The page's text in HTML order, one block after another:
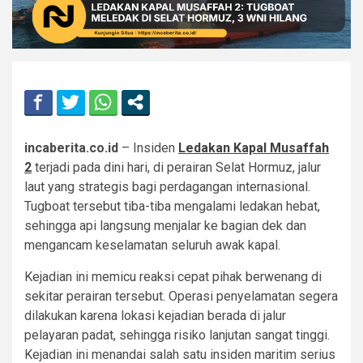
incaberita.co.id – Insiden Ledakan Kapal Musaffah
2 terjadi pada dini hari, di perairan Selat Hormuz, jalur
laut yang strategis bagi perdagangan internasional.
Tugboat tersebut tiba-tiba mengalami ledakan hebat,
sehingga api langsung menjalar ke bagian dek dan
mengancam keselamatan seluruh awak kapal.
Kejadian ini memicu reaksi cepat pihak berwenang di
sekitar perairan tersebut. Operasi penyelamatan segera
dilakukan karena lokasi kejadian berada di jalur
pelayaran padat, sehingga risiko lanjutan sangat tinggi.
Kejadian ini menandai salah satu insiden maritim serius